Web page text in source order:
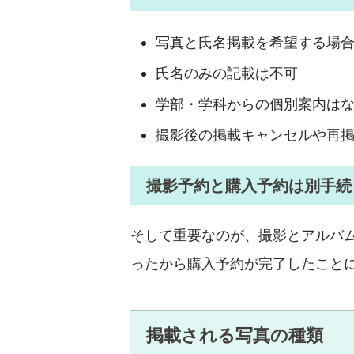
写真と氏名掲載を希望する場
氏名のみの記載は不可
学部・学科からの個別案内は
撮影後の掲載キャンセルや再
撮影予約と購入予約は別手
そして重要なのが、撮影とアルバ
ったから購入予約が完了したこと
掲載される写真の種類